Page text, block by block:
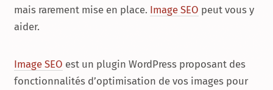
mais rarement mise en place. Image SEO peut vous y
aider.
Image SEO est un plugin WordPress proposant des
fonctionnalités d’optimisation de vos images pour